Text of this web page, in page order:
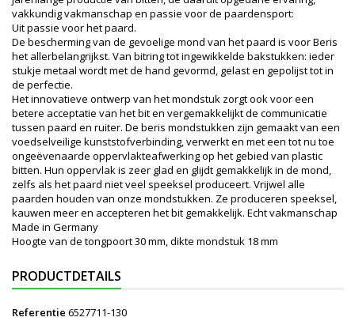
vakkundig vakmanschap en passie voor de paardensport:
Uit passie voor het paard.
De bescherming van de gevoelige mond van het paard is voor Beris
het allerbelangrijkst. Van bitring tot ingewikkelde bakstukken: ieder
stukje metaal wordt met de hand gevormd, gelast en gepolijst tot in
de perfectie.
Het innovatieve ontwerp van het mondstuk zorgt ook voor een
betere acceptatie van het bit en vergemakkelijkt de communicatie
tussen paard en ruiter. De beris mondstukken zijn gemaakt van een
voedselveilige kunststofverbinding, verwerkt en met een tot nu toe
ongeëvenaarde oppervlakteafwerking op het gebied van plastic
bitten. Hun oppervlak is zeer glad en glijdt gemakkelijk in de mond,
zelfs als het paard niet veel speeksel produceert. Vrijwel alle
paarden houden van onze mondstukken. Ze produceren speeksel,
kauwen meer en accepteren het bit gemakkelijk. Echt vakmanschap
Made in Germany
Hoogte van de tongpoort 30 mm, dikte mondstuk 18 mm
PRODUCTDETAILS
Referentie 6527711-130